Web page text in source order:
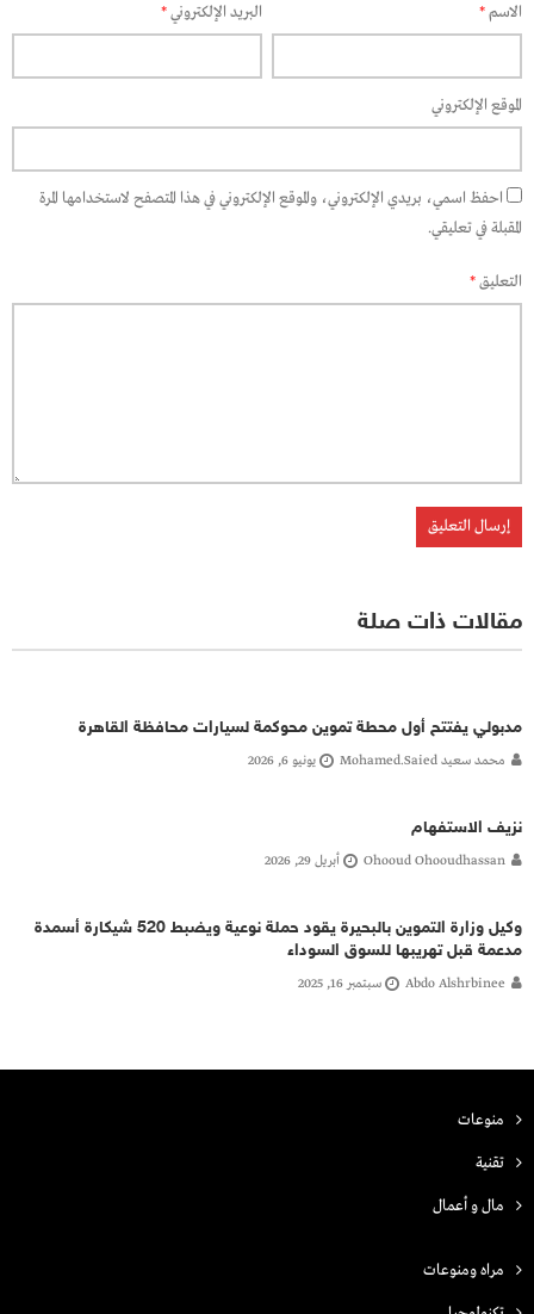
الاسم* البريد الإلكتروني*
الموقع الإلكتروني
احفظ اسمي، بريدي الإلكتروني، والموقع الإلكتروني في هذا المتصفح لاستخدامها المرة
المقبلة في تعليقي.
التعليق*
مقالات ذات صلة
مدبولي يفتتح أول محطة تموين محوكمة لسيارات محافظة القاهرة
محمد سعيد Mohamed.saied يونيو 6, 2026
نزيف الاستفهام
Ohooud Ohooudhassan أبريل 29, 2026
وكيل وزارة التموين بالبحيرة يقود حملة نوعية ويضبط 520 شيكارة أسمدة
مدعمة قبل تهريبها للسوق السوداء
Abdo Alshrbinee سبتمبر 16, 2025
منوعات
تقنية
مال و أعمال
مراه ومنوعات